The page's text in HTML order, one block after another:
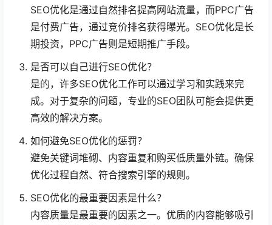
SEO优化是通过自然排名提高网站流量，而PPC广告
是付费广告，通过竞价排名获得曝光。SEO优化是长
期投资，PPC广告则是短期推广手段。
是否可以自己进行SEO优化？
是的，许多SEO优化工作可以通过学习和实践来完
成。对于复杂的问题，专业的SEO团队可能会提供更
高效的解决方案。
如何避免SEO优化的惩罚？
避免关键词堆砌、内容重复和购买低质量外链。确保
优化过程自然、符合搜索引擎的规则。
SEO优化的最重要因素是什么？
内容质量是最重要的因素之一。优质的内容能够吸引